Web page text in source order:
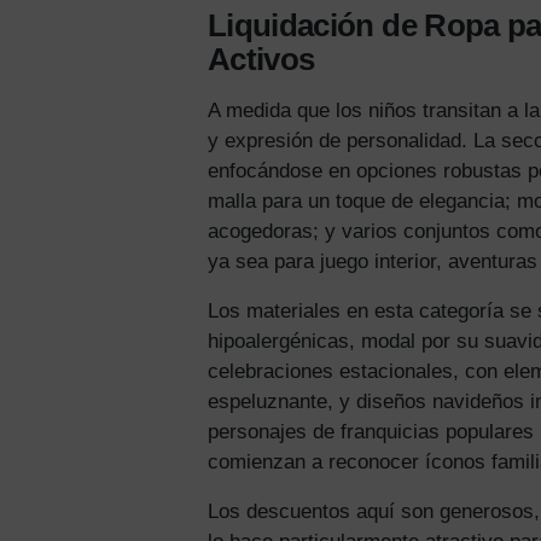
Liquidación de Ropa
Activos
A medida que los niños transitan a
y expresión de personalidad. La
enfocándose en opciones robustas
malla para un toque de elegancia;
acogedoras; y varios conjuntos
ya sea para juego interior,
Los materiales en esta categoría
hipoalergénicas, modal por su
celebraciones estacionales, con
espeluznante, y diseños navideños
personajes de franquicias
comienzan a reconocer íconos
Los descuentos aquí son